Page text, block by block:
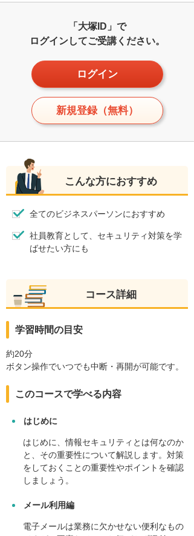
「大塚ID」で
ログインしてご受講ください。
ログイン
新規登録（無料）
こんな方におすすめ
全てのビジネスパーソンにおすすめ
社員教育として、セキュリティ対策を学
ばせたい方にも
コース詳細
学習時間の目安
約20分
ボタン操作でいつでも中断・再開が可能です。
このコースで学べる内容
はじめに
はじめに、情報セキュリティとは何なのか
と、その重要性について解説します。対策
をしておくことの重要性やポイントを確認
しましょう。
メール利用編
電子メールは業務に欠かせない便利なもの